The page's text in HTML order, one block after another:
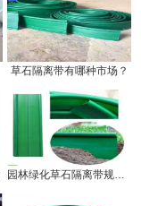
草石隔离带有哪种市场？